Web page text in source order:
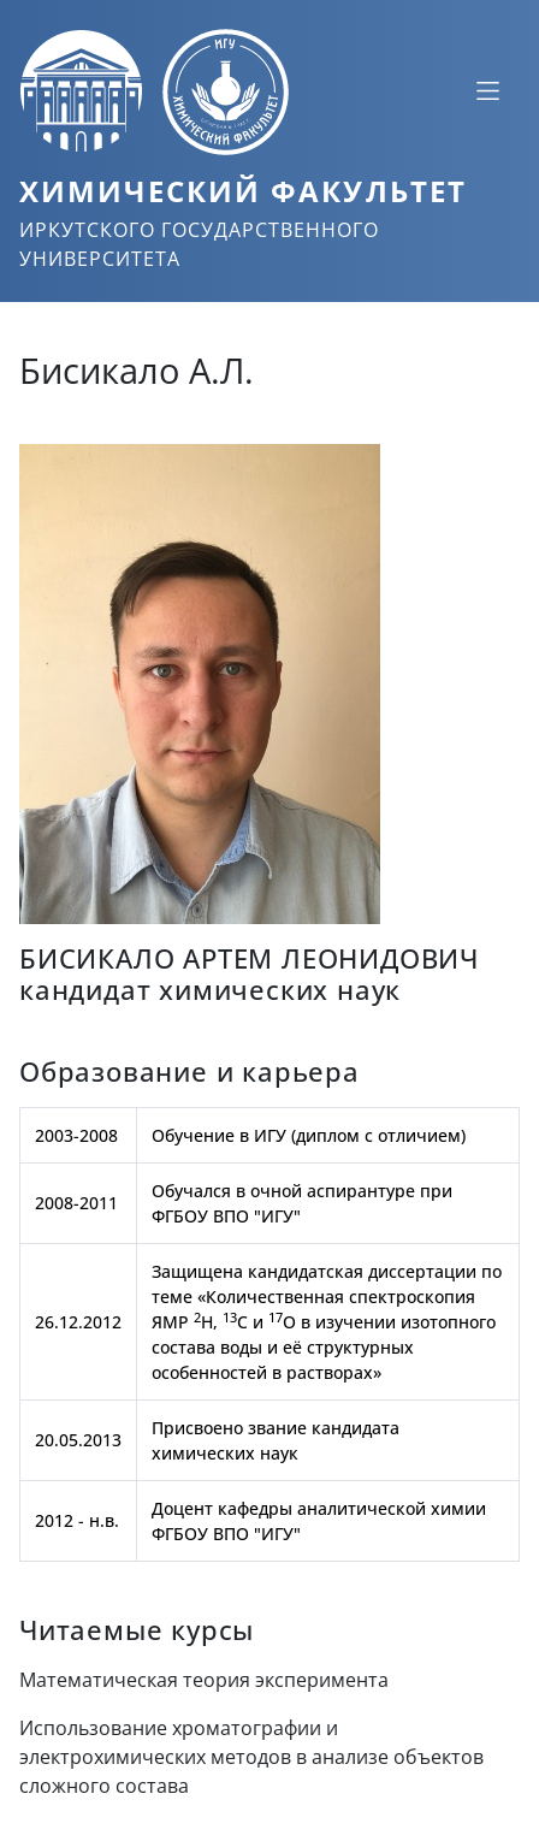
ХИМИЧЕСКИЙ ФАКУЛЬТЕТ
ИРКУТСКОГО ГОСУДАРСТВЕННОГО
УНИВЕРСИТЕТА
Бисикало А.Л.
БИСИКАЛО АРТЕМ ЛЕОНИДОВИЧ
кандидат химических наук
Образование и карьера
2003-2008 Обучение в ИГУ (диплом с отличием)
2008-2011
Обучался в очной аспирантуре при
ФГБОУ ВПО "ИГУ"
26.12.2012
Защищена кандидатская диссертации по
теме «Количественная спектроскопия
ЯМР 2Н, 13С и 17О в изучении изотопного
состава воды и её структурных
особенностей в растворах»
20.05.2013
Присвоено звание кандидата
химических наук
2012 - н.в.
Доцент кафедры аналитической химии
ФГБОУ ВПО "ИГУ"
Читаемые курсы
Математическая теория эксперимента
Использование хроматографии и
электрохимических методов в анализе объектов
сложного состава